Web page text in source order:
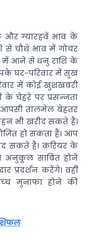
ग्यारहवें भाव के
से चौथे भाव में गोचर
में आने से धनु राशि के
घर-परिवार में सुख
में कोई खुशखबरी
के चेहरे पर प्रसन्‍नता
आपसी तालमेल बेहतर
भी खरीद सकते हैं।
हो सकता है। आप
सकते हैं। करियर के
अनुकूल साबित होने
प्रदर्शन करेंगे। वहीं
मुनाफा होने की